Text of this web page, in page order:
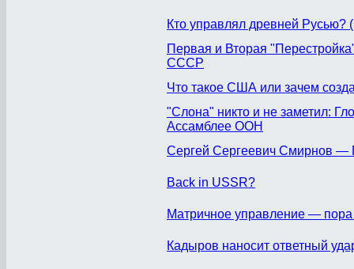
Кто управлял древней Русью?
Первая и Вторая
СССР
Что такое США или зачем
"Слона" никто и не заметил:
Ассамблее ООН
Сергей Сергеевич Смирнов —
Back in USSR?
Матричное управление —
Кадыров наносит ответный